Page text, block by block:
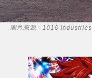
圖片來源：1016 Industries